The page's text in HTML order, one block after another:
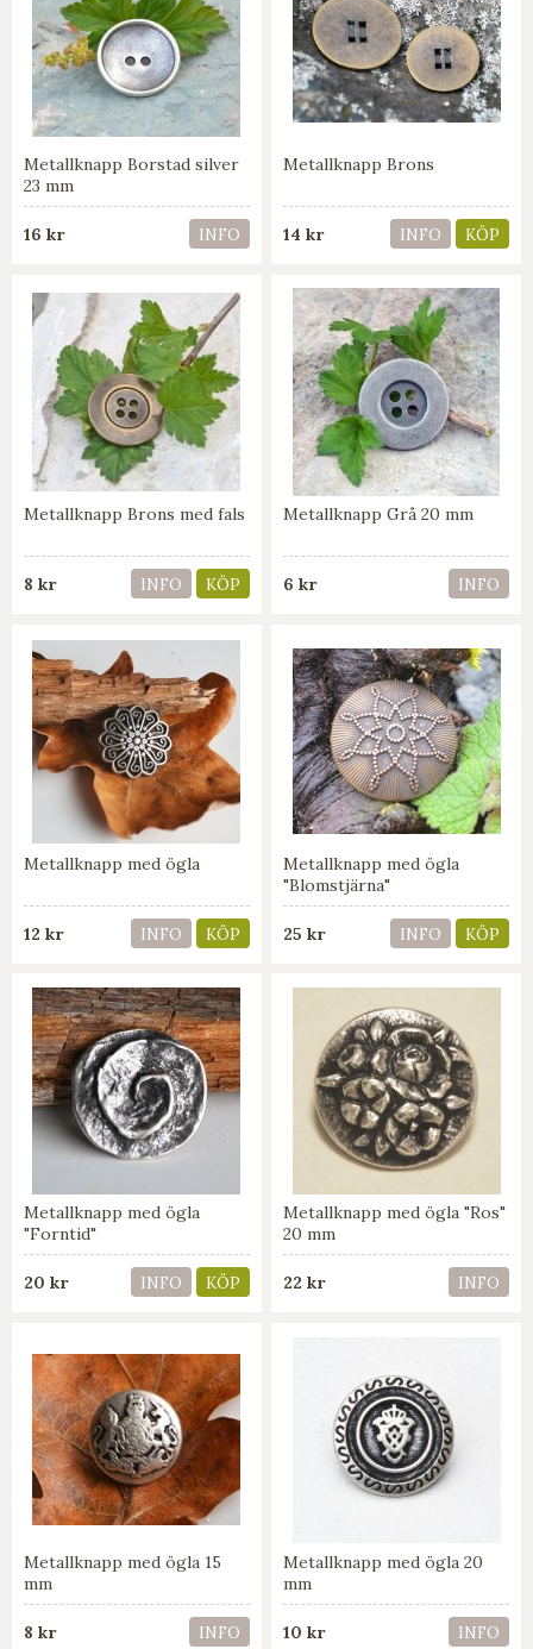
Metallknapp Borstad silver
23 mm
16 kr INFO
Metallknapp Brons
14 kr INFO KÖP
Metallknapp Brons med fals
8 kr INFO KÖP
Metallknapp Grå 20 mm
6 kr INFO
Metallknapp med ögla
12 kr INFO KÖP
Metallknapp med ögla
"Blomstjärna"
25 kr INFO KÖP
Metallknapp med ögla
"Forntid"
20 kr INFO KÖP
Metallknapp med ögla "Ros"
20 mm
22 kr INFO
Metallknapp med ögla 15
mm
8 kr INFO
Metallknapp med ögla 20
mm
10 kr INFO